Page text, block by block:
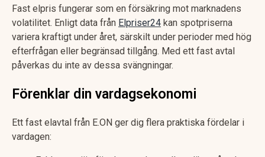
Fast elpris fungerar som en försäkring mot marknadens
volatilitet. Enligt data från Elpriser24 kan spotpriserna
variera kraftigt under året, särskilt under perioder med hög
efterfrågan eller begränsad tillgång. Med ett fast avtal
påverkas du inte av dessa svängningar.
Förenklar din vardagsekonomi
Ett fast elavtal från E.ON ger dig flera praktiska fördelar i
vardagen: